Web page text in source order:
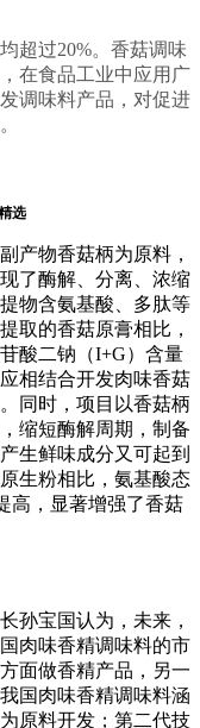
过20%。香菇调味
在食品工业中应用广
调味料产品，对促进
选
物香菇柄为原料，
了酶解、分离、浓缩
物含氨基酸、多肽等
取的香菇原膏相比，
酸二钠（I+G）含量
相结合开发肉味香菇
同时，项目以香菇柄
缩短酶解周期，制备
生鲜味成分又可起到
生粉相比，氨基酸态
高，显著增强了香菇
宝国认为，未来，
肉味香精调味料的市
面做香精产品，另一
国肉味香精调味料涵
原料开发；第二代技